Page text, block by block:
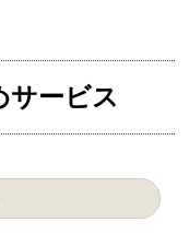
サービス